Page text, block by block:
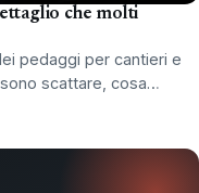
che molti
pedaggi per cantieri e
scattare, cosa…